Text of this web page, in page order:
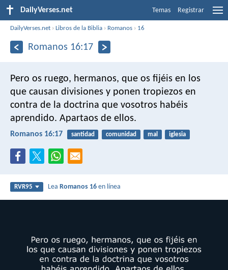
DailyVerses.net Temas Registrar
DailyVerses.net ›Libros de la Biblia › Romanos › 16
Romanos 16:17
Pero os ruego, hermanos, que os fijéis en los
que causan divisiones y ponen tropiezos en
contra de la doctrina que vosotros habéis
aprendido. Apartaos de ellos.
Romanos 16:17 santidad comunidad mal iglesia
RVR95 LeaRomanos 16 en línea